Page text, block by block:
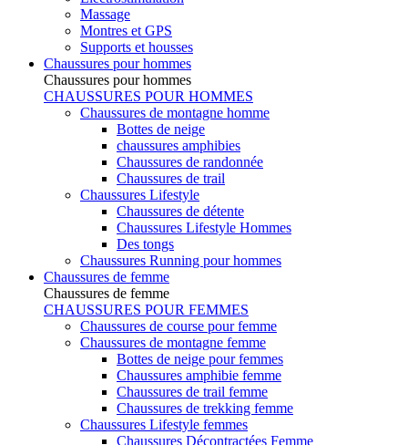
Massage
Montres et GPS
Supports et housses
Chaussures pour hommes
Chaussures pour hommes
CHAUSSURES POUR HOMMES
Chaussures de montagne homme
Bottes de neige
chaussures amphibies
Chaussures de randonnée
Chaussures de trail
Chaussures Lifestyle
Chaussures de détente
Chaussures Lifestyle Hommes
Des tongs
Chaussures Running pour hommes
Chaussures de femme
Chaussures de femme
CHAUSSURES POUR FEMMES
Chaussures de course pour femme
Chaussures de montagne femme
Bottes de neige pour femmes
Chaussures amphibie femme
Chaussures de trail femme
Chaussures de trekking femme
Chaussures Lifestyle femmes
Chaussures Décontractées Femme